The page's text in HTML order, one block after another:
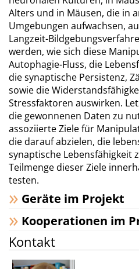
Alters und in Mäusen, die in
Umgebungen aufwachsen,
Langzeit-
werden, wie sich diese
Autophagie-Fluss, die
die synaptische Persistenz,
sowie die
Stressfaktoren auswirken.
die gewonnenen Daten zu
assoziierte Ziele für
die darauf abzielen, die
synaptische Lebensfähigkeit
Teilmenge dieser Ziele
testen.
Geräte im Projekt
Kooperationen im
Kontakt